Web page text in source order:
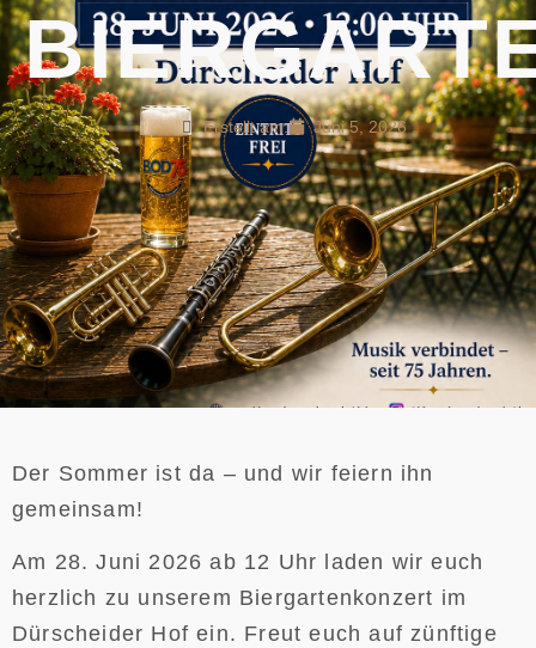
Erstellt am: Juni 5, 2026
Der Sommer ist da – und wir feiern ihn
gemeinsam!
Am 28. Juni 2026 ab 12 Uhr laden wir euch
herzlich zu unserem Biergartenkonzert im
Dürscheider Hof ein. Freut euch auf zünftige